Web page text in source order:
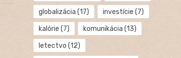
globalizácia (17) investície (7)
kalórie (7) komunikácia (13)
letectvo (12)